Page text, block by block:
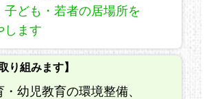
子ども・若者の居場所を
します
り組みます】
・幼児教育の環境整備、